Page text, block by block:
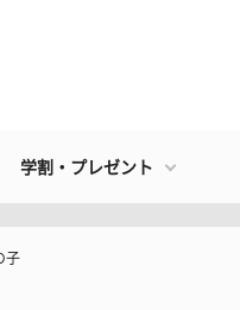
学割・プレゼント
子